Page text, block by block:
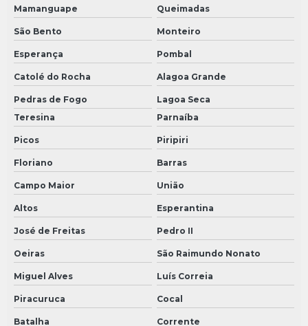
Mamanguape Queimadas
São Bento Monteiro
Esperança Pombal
Catolé do Rocha Alagoa Grande
Pedras de Fogo
Lagoa Seca
Teresina
Parnaíba
Picos Piripiri
Floriano Barras
Campo Maior União
Altos Esperantina
José de Freitas Pedro II
Oeiras São Raimundo Nonato
Miguel Alves Luís Correia
Piracuruca Cocal
Batalha
Corrente